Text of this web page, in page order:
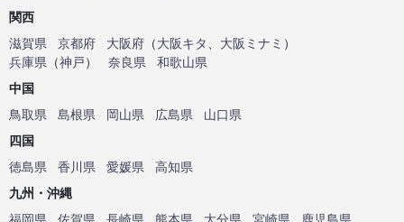
関西
滋賀県
京都府 大阪府 （大阪キタ 大阪ミナミ ）
兵庫県 （神戸） 奈良県
和歌山県
中国
鳥取県
島根県 岡山県 広島県
山口県
四国
徳島県
香川県 愛媛県
高知県
九州・沖縄
福岡県
佐賀県 長崎県 熊本県 大分県 宮崎県 鹿児島県